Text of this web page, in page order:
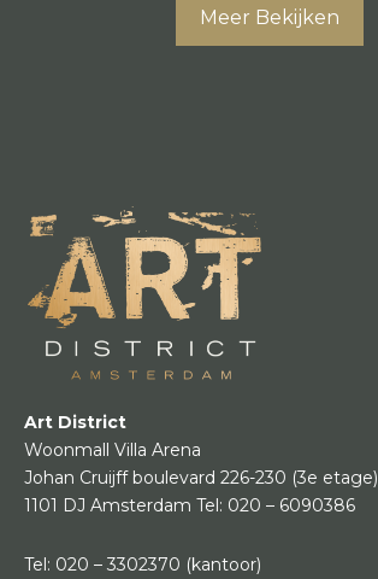
Meer Bekijken
Art District
Woonmall Villa Arena
Johan Cruijff boulevard 226-230 (3e etage)
1101 DJ Amsterdam Tel: 020 – 6090386
Tel: 020 – 3302370 (kantoor)